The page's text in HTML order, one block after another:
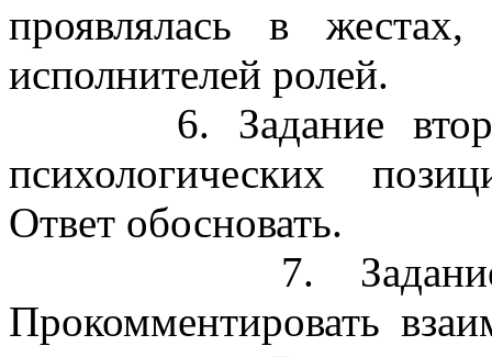
проявлялась в
исполнителей ролей.
6. Задание
психологических
Ответ обосновать.
7. Задание
Прокомментировать